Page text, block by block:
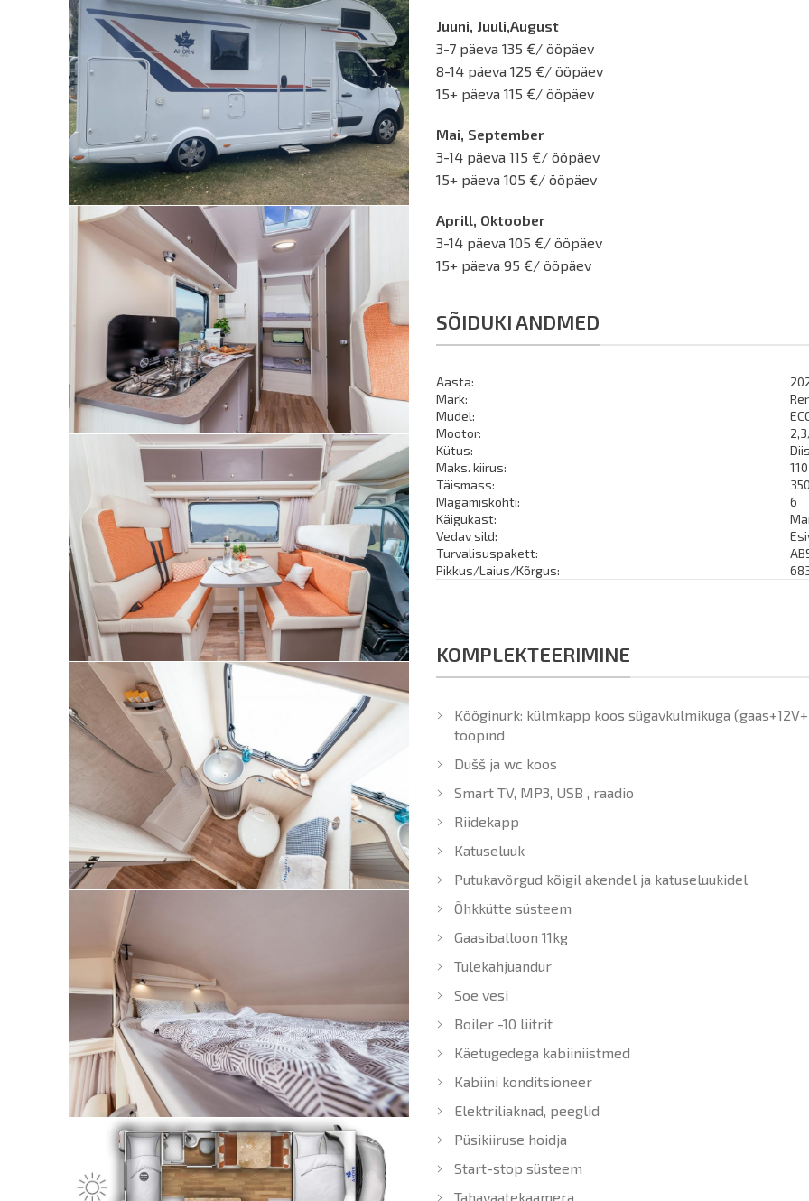
Juuni, Juuli,August
3-7 päeva 135 €/ ööpäev
8-14 päeva 125 €/ ööpäev
15+ päeva 115 €/ ööpäev
Mai, September
3-14 päeva 115 €/ ööpäev
15+ päeva 105 €/ ööpäev
Aprill, Oktoober
3-14 päeva 105 €/ ööpäev
15+ päeva 95 €/ ööpäev
SÕIDUKI ANDMED
Aasta:
Mark:
Mudel:
Mootor:
Kütus:
Maks. kiirus:
Täismass:
Magamiskohti:
Käigukast:
Vedav sild:
Turvalisuspakett:
Pikkus/Laius/Kõrgus:
6
KOMPLEKTEERIMINE
Kööginurk: külmkapp koos sügavkulmikuga
tööpind
Dušš ja wc koos
Smart TV, MP3, USB , raadio
Riidekapp
Katuseluuk
Putukavõrgud kõigil akendel ja katuseluukidel
Õhkkütte süsteem
Gaasiballoon 11kg
Tulekahjuandur
Soe vesi
Boiler -10 liitrit
Käetugedega kabiiniistmed
Kabiini konditsioneer
Elektriliaknad, peeglid
Püsikiiruse hoidja
Start-stop süsteem
Tahavaatekaamera